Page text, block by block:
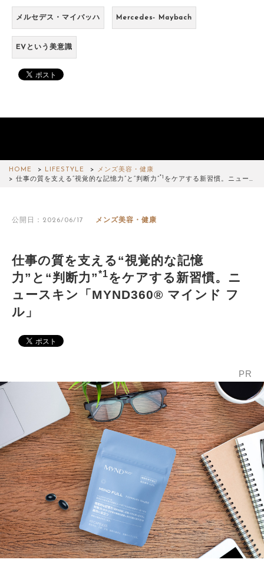
メルセデス・マイバッハ Mercedes- Maybach
EVという美意識
HOME LIFESTYLE
メンズ美容・健康
仕事の質を支える“視覚的な記憶力”と“判断力”*1 をケアする新習慣。ニュー…
公開日：2026/06/17 メンズ美容・健康
仕事の質を支える“視覚的な記憶
力”と“判断力”*1をケアする新習慣。ニ
ュースキン「MYND360® マインド フ
ル」
PR